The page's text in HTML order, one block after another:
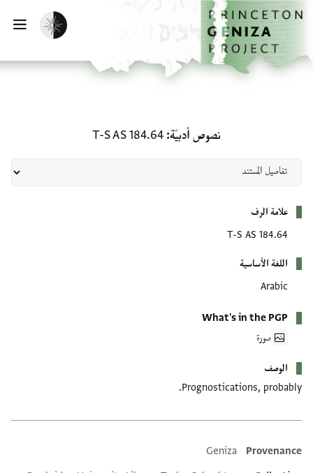
إلى المحتوى الرئيسي
الرئيسية
تفعيل الوضع المظلم
نصوص أدبيّة T-S AS 184.64
علامة الرف
T-S AS 184.64
اللغة الأساسية
Arabic
What's in the PGP
صورة
الوصف
Prognostications, probably.
Additional metadata
Provenance
Geniza